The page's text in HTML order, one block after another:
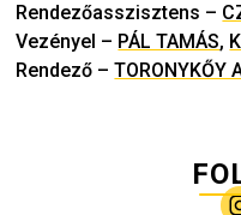
Rendezőasszisztens –
Vezényel – PÁL TAMÁS,
Rendező –TORONYKŐY